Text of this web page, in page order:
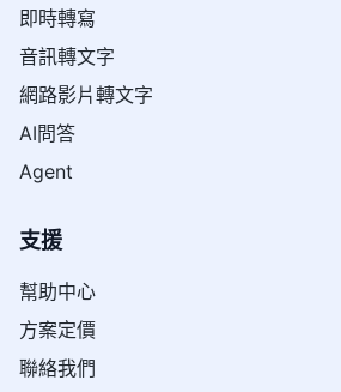
即時轉寫
音訊轉文字
網路影片轉文字
AI問答
Agent
支援
幫助中心
方案定價
聯絡我們